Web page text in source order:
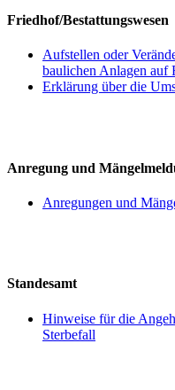
Friedhof/Bestattungswesen
Aufstellen oder
baulichen Anlagen auf
Erklärung über die
Anregung und
Anregungen und
Standesamt
Hinweise für die
Sterbefall